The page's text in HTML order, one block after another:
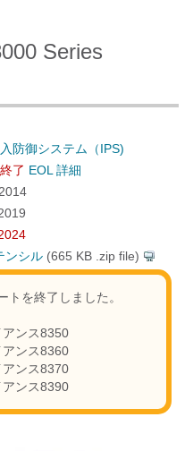
Series
防御システム（IPS)
了 EOL 詳細
ンシル (665 KB .zip file)
トを終了しました。
ンス8350
ンス8360
ンス8370
ンス8390